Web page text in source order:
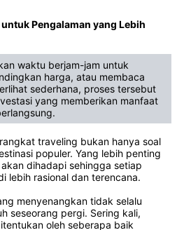
Pengalaman yang Lebih
waktu berjam-jam untuk
harga, atau membaca
sederhana, proses tersebut
yang memberikan manfaat
traveling bukan hanya soal
populer. Yang lebih penting
dihadapi sehingga setiap
lebih rasional dan terencana.
menyenangkan tidak selalu
seseorang pergi. Sering kali,
oleh seberapa baik